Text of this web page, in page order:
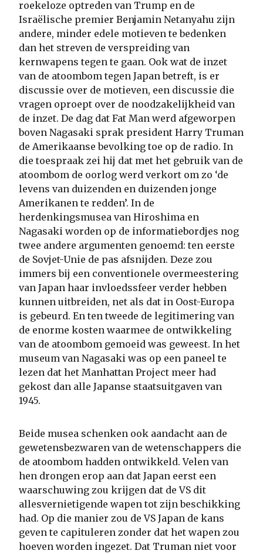
roekeloze optreden van Trump en de
Israëlische premier Benjamin Netanyahu zijn
andere, minder edele motieven te bedenken
dan het streven de verspreiding van
kernwapens tegen te gaan. Ook wat de inzet
van de atoombom tegen Japan betreft, is er
discussie over de motieven, een discussie die
vragen oproept over de noodzakelijkheid van
de inzet. De dag dat Fat Man werd afgeworpen
boven Nagasaki sprak president Harry Truman
de Amerikaanse bevolking toe op de radio. In
die toespraak zei hij dat met het gebruik van de
atoombom de oorlog werd verkort om zo ‘de
levens van duizenden en duizenden jonge
Amerikanen te redden’. In de
herdenkingsmusea van Hiroshima en
Nagasaki worden op de informatiebordjes nog
twee andere argumenten genoemd: ten eerste
de Sovjet-Unie de pas afsnijden. Deze zou
immers bij een conventionele overmeestering
van Japan haar invloedssfeer verder hebben
kunnen uitbreiden, net als dat in Oost-Europa
is gebeurd. En ten tweede de legitimering van
de enorme kosten waarmee de ontwikkeling
van de atoombom gemoeid was geweest. In het
museum van Nagasaki was op een paneel te
lezen dat het Manhattan Project meer had
gekost dan alle Japanse staatsuitgaven van
1945.
Beide musea schenken ook aandacht aan de
gewetensbezwaren van de wetenschappers die
de atoombom hadden ontwikkeld. Velen van
hen drongen erop aan dat Japan eerst een
waarschuwing zou krijgen dat de VS dit
allesvernietigende wapen tot zijn beschikking
had. Op die manier zou de VS Japan de kans
geven te capituleren zonder dat het wapen zou
hoeven worden ingezet. Dat Truman niet voor